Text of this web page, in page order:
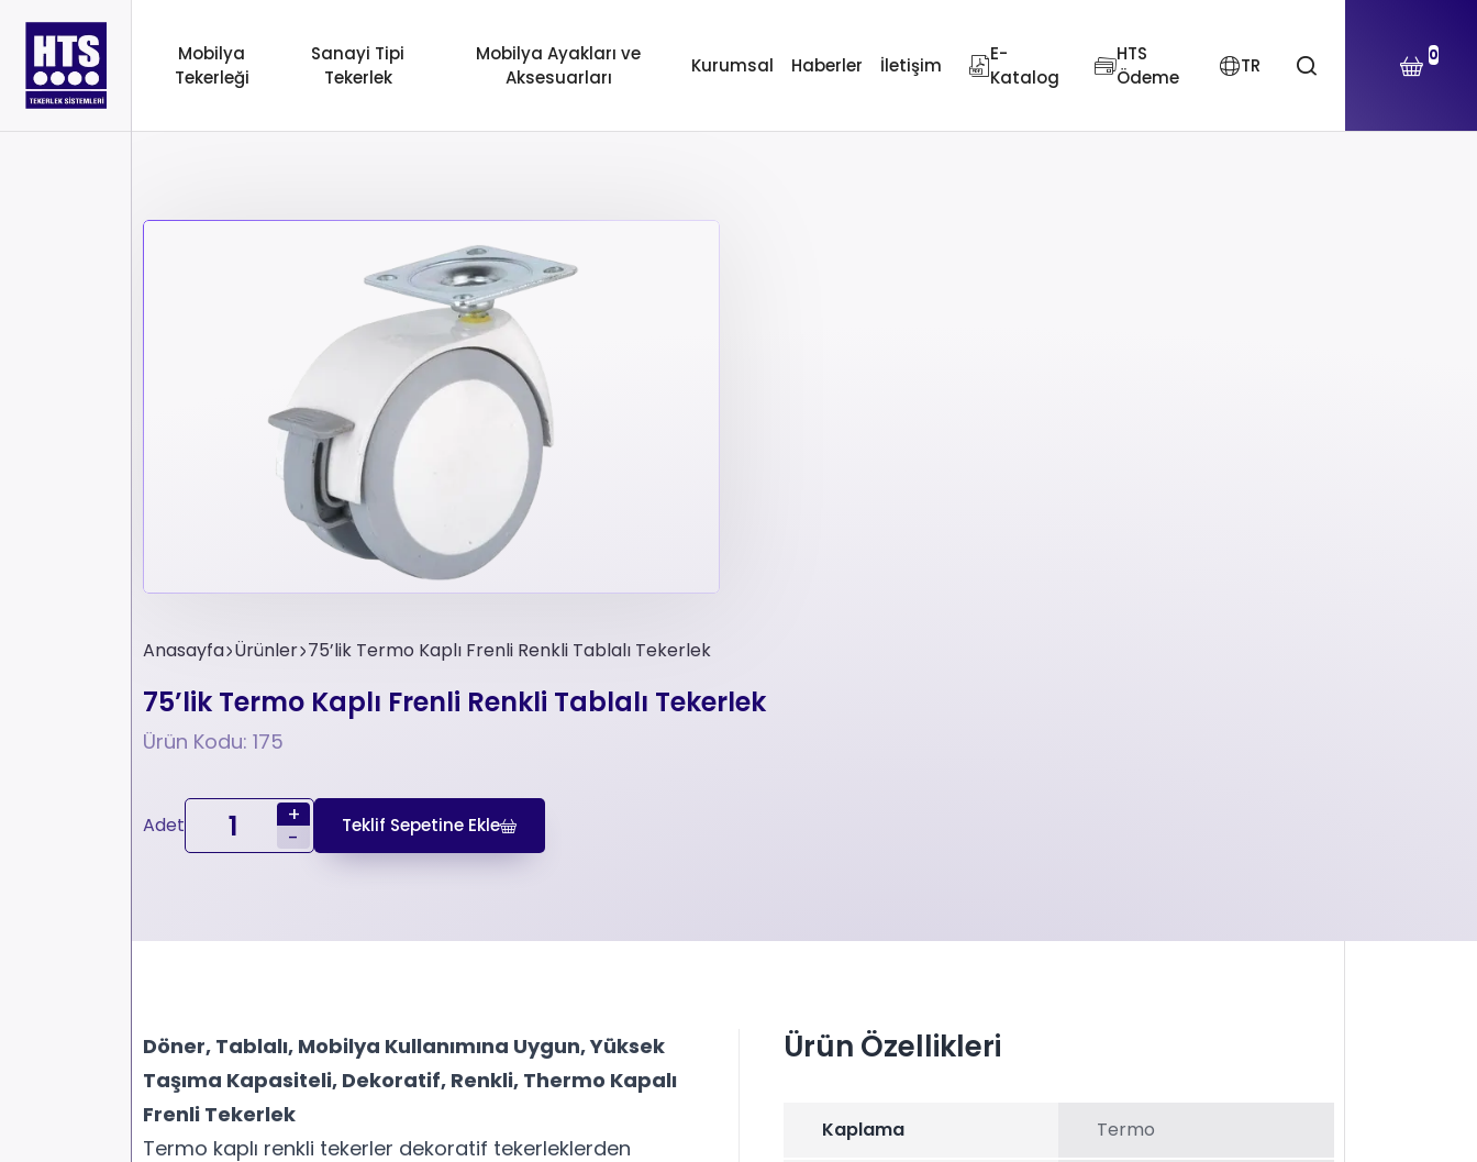
Mobilya
Tekerleği
Sanayi Tipi
Tekerlek
Mobilya Ayakları ve
Aksesuarları
Kurumsal Haberler İletişim
E-
Katalog
HTS
Ödeme
TR 0
Anasayfa Ürünler 75’lik Termo Kaplı Frenli Renkli Tablalı Tekerlek
75’lik Termo Kaplı Frenli Renkli Tablalı Tekerlek
Ürün Kodu: 175
Adet
+
-
Teklif Sepetine Ekle
Döner, Tablalı, Mobilya Kullanımına Uygun, Yüksek
Taşıma Kapasiteli, Dekoratif, Renkli, Thermo Kapalı
Frenli Tekerlek
Termo kaplı renkli tekerler dekoratif tekerleklerden
Ürün Özellikleri
Kaplama Termo